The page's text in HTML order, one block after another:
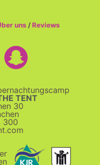
uns /Reviews
TENT
30
300